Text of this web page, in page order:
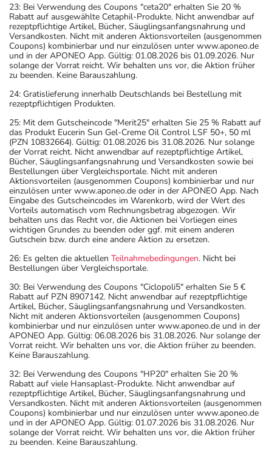
23: Bei Verwendung des Coupons "ceta20" erhalten Sie 20 %
Rabatt auf ausgewählte Cetaphil-Produkte. Nicht anwendbar auf
rezeptpflichtige Artikel, Bücher, Säuglingsanfangsnahrung und
Versandkosten. Nicht mit anderen Aktionsvorteilen (ausgenommen
Coupons) kombinierbar und nur einzulösen unter www.aponeo.de
und in der APONEO App. Gültig: 01.08.2026 bis 01.09.2026. Nur
solange der Vorrat reicht. Wir behalten uns vor, die Aktion früher
zu beenden. Keine Barauszahlung.
24: Gratislieferung innerhalb Deutschlands bei Bestellung mit
rezeptpflichtigen Produkten.
25: Mit dem Gutscheincode "Merit25" erhalten Sie 25 % Rabatt auf
das Produkt Eucerin Sun Gel-Creme Oil Control LSF 50+, 50 ml
(PZN 10832664). Gültig: 01.08.2026 bis 31.08.2026. Nur solange
der Vorrat reicht. Nicht anwendbar auf rezeptpflichtige Artikel,
Bücher, Säuglingsanfangsnahrung und Versandkosten sowie bei
Bestellungen über Vergleichsportale. Nicht mit anderen
Aktionsvorteilen (ausgenommen Coupons) kombinierbar und nur
einzulösen unter www.aponeo.de oder in der APONEO App. Nach
Eingabe des Gutscheincodes im Warenkorb, wird der Wert des
Vorteils automatisch vom Rechnungsbetrag abgezogen. Wir
behalten uns das Recht vor, die Aktionen bei Vorliegen eines
wichtigen Grundes zu beenden oder ggf. mit einem anderen
Gutschein bzw. durch eine andere Aktion zu ersetzen.
26: Es gelten die aktuellen Teilnahmebedingungen. Nicht bei
Bestellungen über Vergleichsportale.
30: Bei Verwendung des Coupons "Ciclopoli5" erhalten Sie 5 €
Rabatt auf PZN 8907142. Nicht anwendbar auf rezeptpflichtige
Artikel, Bücher, Säuglingsanfangsnahrung und Versandkosten.
Nicht mit anderen Aktionsvorteilen (ausgenommen Coupons)
kombinierbar und nur einzulösen unter www.aponeo.de und in der
APONEO App. Gültig: 06.08.2026 bis 31.08.2026. Nur solange der
Vorrat reicht. Wir behalten uns vor, die Aktion früher zu beenden.
Keine Barauszahlung.
32: Bei Verwendung des Coupons "HP20" erhalten Sie 20 %
Rabatt auf viele Hansaplast-Produkte. Nicht anwendbar auf
rezeptpflichtige Artikel, Bücher, Säuglingsanfangsnahrung und
Versandkosten. Nicht mit anderen Aktionsvorteilen (ausgenommen
Coupons) kombinierbar und nur einzulösen unter www.aponeo.de
und in der APONEO App. Gültig: 01.07.2026 bis 31.08.2026. Nur
solange der Vorrat reicht. Wir behalten uns vor, die Aktion früher
zu beenden. Keine Barauszahlung.